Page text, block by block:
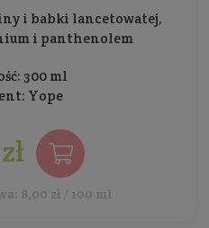
i babki lancetowatej,
i panthenolem
300 ml
Yope
8,00 zł / 100 ml